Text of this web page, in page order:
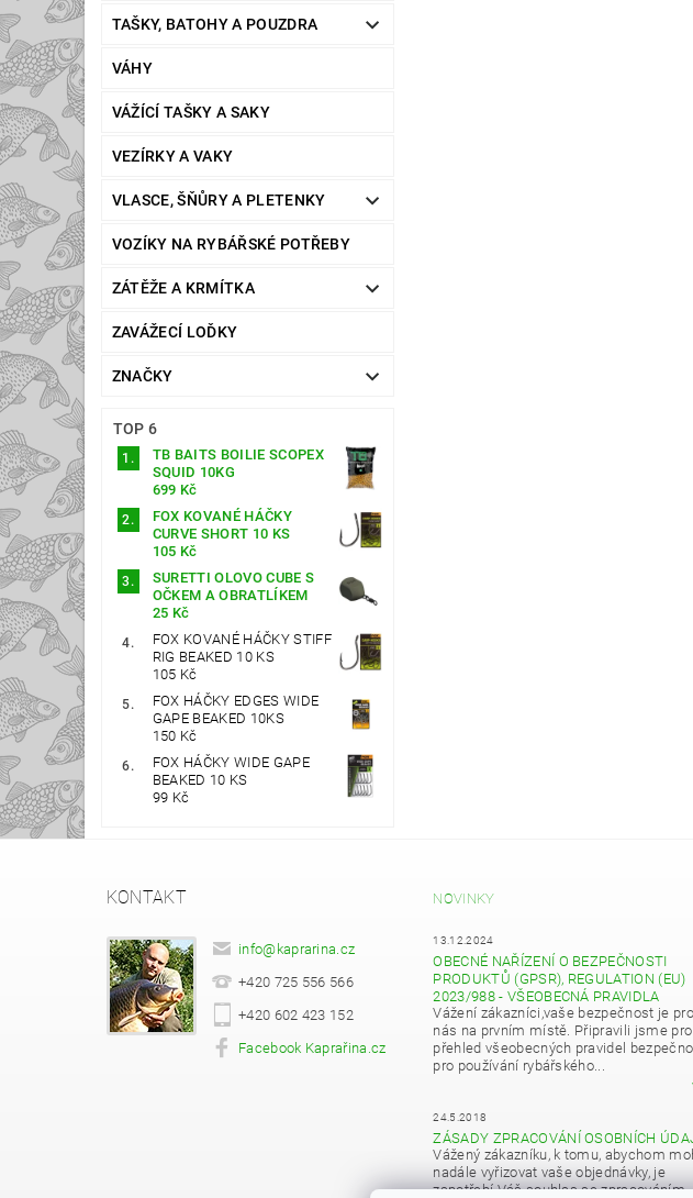
TAŠKY, BATOHY A POUZDRA
VÁHY
VÁŽÍCÍ TAŠKY A SAKY
VEZÍRKY A VAKY
VLASCE, ŠŇŮRY A PLETENKY
VOZÍKY NA RYBÁŘSKÉ POTŘEBY
ZÁTĚŽE A KRMÍTKA
ZAVÁŽECÍ LOĎKY
ZNAČKY
TOP 6
TB BAITS BOILIE SCOPEX
SQUID 10KG
699 Kč
FOX KOVANÉ HÁČKY
CURVE SHORT 10 KS
105 Kč
SURETTI OLOVO CUBE S
OČKEM A OBRATLÍKEM
25 Kč
FOX KOVANÉ HÁČKY STIFF
RIG BEAKED 10 KS
105 Kč
FOX HÁČKY EDGES WIDE
GAPE BEAKED 10KS
150 Kč
FOX HÁČKY WIDE GAPE
BEAKED 10 KS
99 Kč
KONTAKT
info@kaprarina.cz
+420 725 556 566
+420 602 423 152
Facebook Kaprařina.cz
NOVINKY
13.12.2024
OBECNÉ NAŘÍZENÍ O BEZPEČNOSTI
PRODUKTŮ (GPSR), REGULATION (EU)
2023/988 - VŠEOBECNÁ PRAVIDLA
Vážení zákazníci,vaše bezpečnost je pro
nás na prvním místě. Připravili jsme
přehled všeobecných pravidel
pro používání rybářského...
24.5.2018
ZÁSADY ZPRACOVÁNÍ OSOBNÍCH
Vážený zákazníku, k tomu, abychom
nadále vyřizovat vaše objednávky, je
zapotřebí Váš souhlas se zpracováním